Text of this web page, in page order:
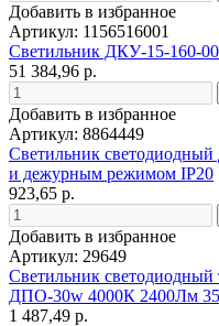
Добавить в избранное
Артикул: 1156516001
Светильник ДКУ-15-160-
51 384,96 р.
Добавить в избранное
Артикул: 8864449
Светильник
и дежурным режимом IP20
923,65 р.
Добавить в избранное
Артикул: 29649
Светильник
ДПО-30w 4000К 2400Лм
1 487,49 р.